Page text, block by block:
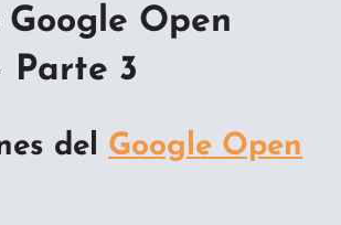
Google Open
Parte 3
del Google Open